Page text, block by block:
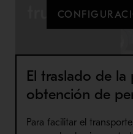
El traslado de
obtención de
Para facilitar el